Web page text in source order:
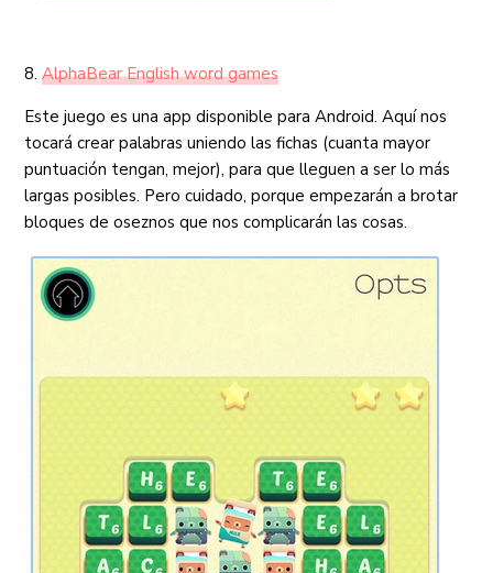
8.AlphaBear English word games
Este juego es una app disponible para Android. Aquí nos
tocará crear palabras uniendo las fichas (cuanta mayor
puntuación tengan, mejor), para que lleguen a ser lo más
largas posibles. Pero cuidado, porque empezarán a brotar
bloques de oseznos que nos complicarán las cosas.